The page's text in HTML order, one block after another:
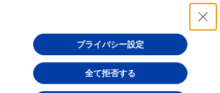
プライバシー設定
全て拒否する